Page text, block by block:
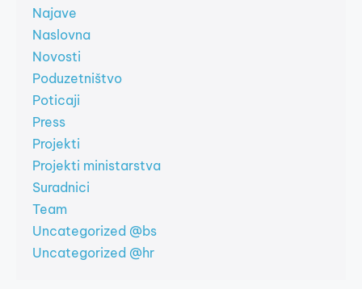
Najave
Naslovna
Novosti
Poduzetništvo
Poticaji
Press
Projekti
Projekti ministarstva
Suradnici
Team
Uncategorized @bs
Uncategorized @hr